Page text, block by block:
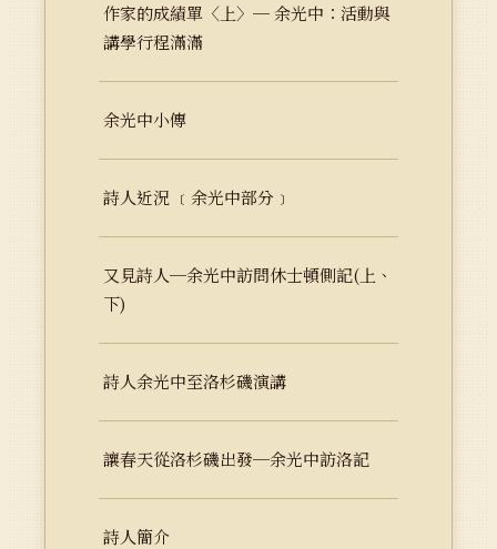
作家的成績單〈上〉─ 余光中：活動與
講學行程滿滿
余光中小傳
詩人近況 ﹝余光中部分﹞
又見詩人─余光中訪問休士頓側記(上、
下)
詩人余光中至洛杉磯演講
讓春天從洛杉磯出發─余光中訪洛記
詩人簡介